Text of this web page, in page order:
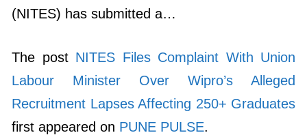
(NITES) has submitted a…
The post NITES Files Complaint With Union
Labour Minister Over Wipro’s Alleged
Recruitment Lapses Affecting 250+ Graduates
first appeared on PUNE PULSE.